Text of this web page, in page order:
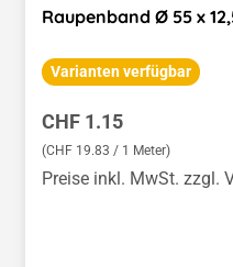
Raupenband Ø 55 x
Varianten verfügbar
Regulärer Preis:
CHF 1.15
(CHF 19.83 / 1 Meter)
Preise inkl. MwSt. zzgl.